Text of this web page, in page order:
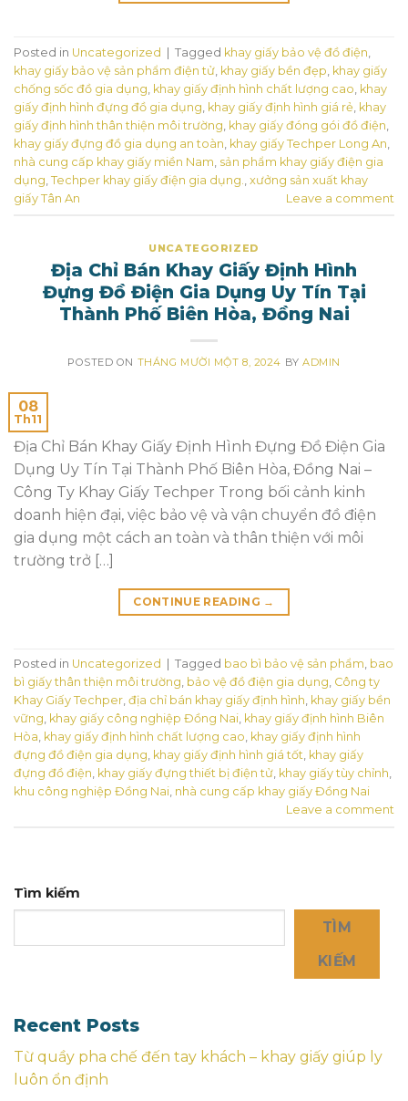
Posted in Uncategorized | Tagged khay giấy bảo vệ đồ điện
khay giấy bảo vệ sản phẩm điện tử khay giấy bền đẹp khay giấy
chống sốc đồ gia dụng khay giấy định hình chất lượng cao khay
giấy định hình đựng đồ gia dụng khay giấy định hình giá rẻ khay
giấy định hình thân thiện môi trường khay giấy đóng gói đồ điện
khay giấy đựng đồ gia dụng an toàn khay giấy Techper Long An
nhà cung cấp khay giấy miền Nam sản phẩm khay giấy điện gia
dụng Techper khay giấy điện gia dụng.
xưởng sản xuất khay
giấy Tân An
Leave a comment
UNCATEGORIZED
Địa Chỉ Bán Khay Giấy Định Hình
Đựng Đồ Điện Gia Dụng Uy Tín Tại
Thành Phố Biên Hòa, Đồng Nai
POSTED ON THÁNG MƯỜI MỘT 8, 2024 BYADMIN
08
Th11
Địa Chỉ Bán Khay Giấy Định Hình Đựng Đồ Điện Gia
Dụng Uy Tín Tại Thành Phố Biên Hòa, Đồng Nai –
Công Ty Khay Giấy Techper Trong bối cảnh kinh
doanh hiện đại, việc bảo vệ và vận chuyển đồ điện
gia dụng một cách an toàn và thân thiện với môi
trường trở […]
CONTINUE READING →
Posted in Uncategorized Tagged bao bì bảo vệ sản phẩm, bao
bì giấy thân thiện môi trường, bảo vệ đồ điện gia dụng, Công ty
Khay Giấy Techper, địa chỉ bán khay giấy định hình, khay giấy bền
vững, khay giấy công nghiệp Đồng Nai, khay giấy định hình Biên
Hòa, khay giấy định hình chất lượng cao, khay giấy định hình
đựng đồ điện gia dụng, khay giấy định hình giá tốt, khay giấy
đựng đồ điện, khay giấy đựng thiết bị điện tử, khay giấy tùy chỉnh,
khu công nghiệp Đồng Nai, nhà cung cấp khay giấy Đồng Nai
Leave a comment
Tìm kiếm
TÌM
KIẾM
Recent Posts
Từ quầy pha chế đến tay khách – khay giấy giúp ly
luôn ổn định